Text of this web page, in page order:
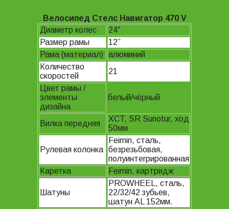
Велосипед Стелс Навигатор 470 V
Диаметр колес
24″
Размер рамы
12”
Рама (материал)
алюминий
Количество
скоростей
21
Цвет рамы /
элементы
дизайна
белый/чёрный
Вилка передняя
XCT, SR Sunotur, ход
50мм
Рулевая колонка
Feimin, сталь,
безрезьбовая,
полуинтегрированная
Каретка
Feimin, картридж
Шатуны
PROWHEEL, сталь,
22/32/42 зубьев,
шатун AL 152мм.